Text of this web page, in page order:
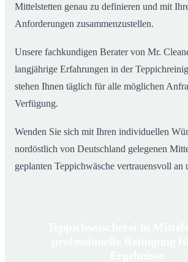
Mittelstetten genau zu definieren und mit
Anforderungen zusammenzustellen.
Unsere fachkundigen Berater von Mr.
langjährige Erfahrungen in der
stehen Ihnen täglich für alle möglichen
Verfügung.
Wenden Sie sich mit Ihren individuellen
nordöstlich von Deutschland gelegenen
geplanten Teppichwäsche vertrauensvoll an